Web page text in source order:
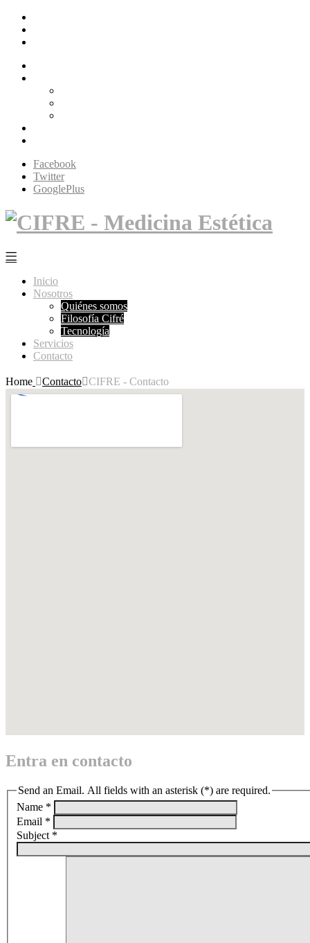
Facebook
Twitter
GooglePlus
Inicio
Nosotros
Quiénes somos
Filosofía Cifré
Tecnología
Servicios
Contacto
Home ContactoCIFRE - Contacto
Entra en contacto
Send an Email. All fields with an asterisk (*) are required.
Name *
Email *
Subject *